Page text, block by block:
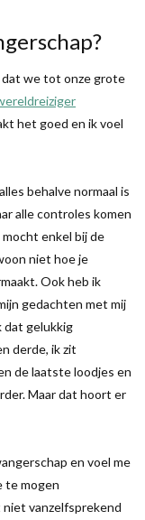
dat we tot onze grote
het goed en ik voel
behalve normaal is
alle controles komen
enkel bij de
niet hoe je
Ook heb ik
gedachten met mij
dat gelukkig
derde, ik zit
de laatste loodjes en
Maar dat hoort er
en voel me
te mogen
vanzelfsprekend